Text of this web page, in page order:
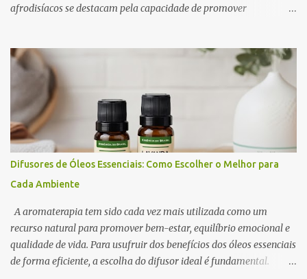
afrodisíacos se destacam pela capacidade de promover
olfativo e o sistema límbico , a região do cérebro responsável pelas
emoções e pelo comportamento. Determinados aromas são
capazes de influenciar a produção de neurotransmissores como a
dopamina e a serotonina, favorecendo a atração e o prazer
sensorial . Neste artigo, exploramos os óleos essenciais
afrodisíacos mais eficazes, seus mecanismos de ação e como
utilizá-los na perfumaria e na aromaterapia para estimular a
Afrodisíacos? Os óleos essenciais afrodisíacos são essências
naturais extraídas de flores, madeiras, especiarias e resinas que
possuem propriedades capa...
Difusores de Óleos Essenciais: Como Escolher o Melhor para
Cada Ambiente
A aromaterapia tem sido cada vez mais utilizada como um
recurso natural para promover bem-estar, equilíbrio emocional e
qualidade de vida. Para usufruir dos benefícios dos óleos essenciais
de forma eficiente, a escolha do difusor ideal é fundamental.